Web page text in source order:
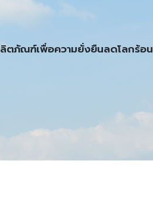
ตภัณฑ์เพื่อความยั่งยืนลดโลกร้อน